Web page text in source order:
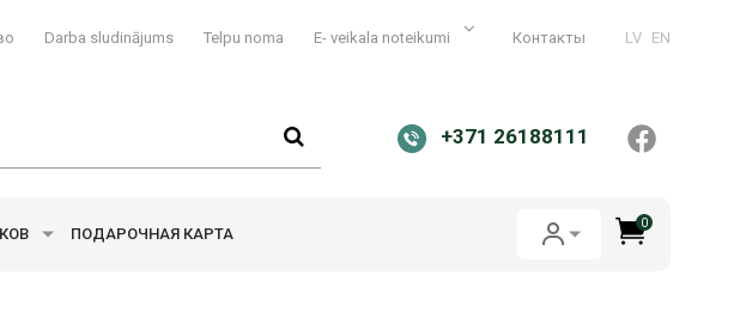
Darba sludinājums Telpu noma E- veikala noteikumi Контакты LV EN
+371 26188111
ПОДАРОЧНАЯ КАРТА
0